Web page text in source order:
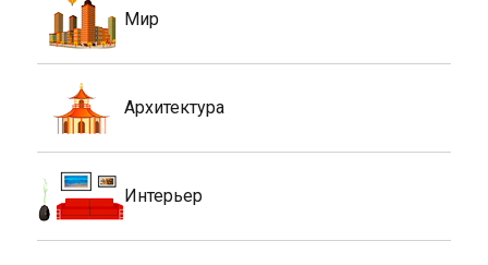
Мир
Архитектура
Интерьер